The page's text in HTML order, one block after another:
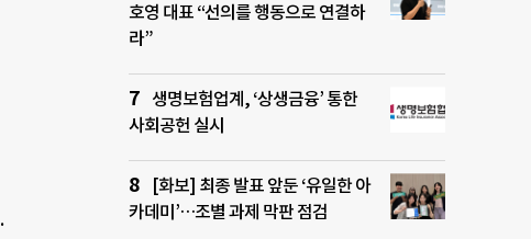
.
호영 대표 “선의를 행동으로 연결하
라”
생명보험업계, ‘상생금융’ 통한
사회공헌 실시
[화보] 최종 발표 앞둔 ‘유일한 아
카데미’…조별 과제 막판 점검